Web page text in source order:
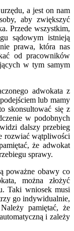
a jest on nam
aby zwiększyć
Przede wszystkim,
sądowym istnieją
prawa, która nas
od pracowników
w tym samym
adwokata z
lub mamy
skonsultować się z
w podobnych
dalszy przebieg
rozwiać wątpliwości
że adwokat
sprawy.
poważne obawy co
można złożyć
Taki wniosek musi
go indywidualnie,
pamiętać, że
i zależy